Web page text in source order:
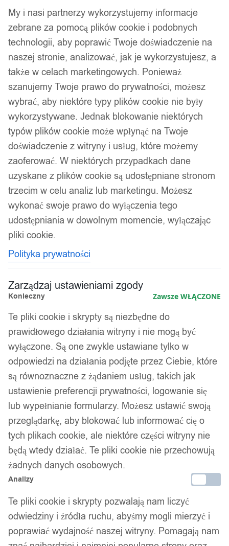
Łazienka
Dekoracje i ozdoby
Drukarki do etykiet
Strona główna/Dom i Ogród/Zastawa
stołowa
/ Sztućce / Komplety sztućców
Komplety sztućców
Wyświetlanie wszystkich wyników: 3
Kolejność
sortowania
ZESTAW KOMPLET SZTUĆCÓW STAL
NIERDZEWNA NÓŻE WIDELCE ŁYŻKI
32szt CZARNE MAT
179,99
My i nasi partnerzy wykorzystujemy informacje
zebrane za pomocą plików cookie i podobnych
technologii, aby poprawić Twoje doświadczenie na
naszej stronie, analizować, jak je wykorzystujesz, a
także w celach marketingowych. Ponieważ
szanujemy Twoje prawo do prywatności, możesz
wybrać, aby niektóre typy plików cookie nie były
wykorzystywane. Jednak blokowanie niektórych
typów plików cookie może wpłynąć na Twoje
doświadczenie z witryny i usług, które możemy
zaoferować. W niektórych przypadkach dane
uzyskane z plików cookie są udostępniane stronom
trzecim w celu analiz lub marketingu. Możesz
wykonać swoje prawo do wyłączenia tego
udostępniania w dowolnym momencie, wyłączając
pliki cookie.
Polityka prywatności
Zarządzaj ustawieniami zgody
Konieczny Zawsze WŁĄCZONE
Te pliki cookie i skrypty są niezbędne do
prawidłowego działania witryny i nie mogą być
wyłączone. Są one zwykle ustawiane tylko w
odpowiedzi na działania podjęte przez Ciebie, które
są równoznaczne z żądaniem usług, takich jak
ustawienie preferencji prywatności, logowanie się
lub wypełnianie formularzy. Możesz ustawić swoją
przeglądarkę, aby blokować lub informować cię o
tych plikach cookie, ale niektóre części witryny nie
będą wtedy działać. Te pliki cookie nie przechowują
żadnych danych osobowych.
Analizy
Te pliki cookie i skrypty pozwalają nam liczyć
odwiedziny i źródła ruchu, abyśmy mogli mierzyć i
poprawiać wydajność naszej witryny. Pomagają nam